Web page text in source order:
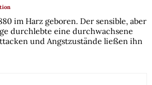
im Harz geboren. Der sensible, aber
durchlebte eine durchwachsene
und Angstzustände ließen ihn